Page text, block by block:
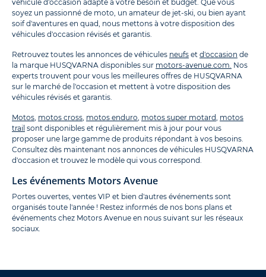
véhicule d'occasion adapté à votre besoin et budget. Que vous
soyez un passionné de moto, un amateur de jet-ski, ou bien ayant
soif d'aventures en quad, nous mettons à votre disposition des
véhicules d'occasion révisés et garantis.
Retrouvez toutes les annonces de véhicules neufs et d'occasion de
la marque HUSQVARNA disponibles sur motors-avenue.com. Nos
experts trouvent pour vous les meilleures offres de HUSQVARNA
sur le marché de l'occasion et mettent à votre disposition des
véhicules révisés et garantis.
Motos motos cross motos enduro motos super motard motos
trail sont disponibles et régulièrement mis à jour pour vous
proposer une large gamme de produits répondant à vos besoins.
Consultez dès maintenant nos annonces de véhicules HUSQVARNA
d'occasion et trouvez le modèle qui vous correspond.
Les événements Motors Avenue
Portes ouvertes, ventes VIP et bien d'autres événements sont
organisés toute l'année ! Restez informés de nos bons plans et
événements chez Motors Avenue en nous suivant sur les réseaux
sociaux.